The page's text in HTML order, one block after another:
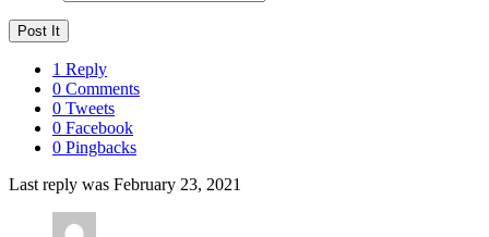
1 Reply
0 Comments
0 Tweets
0 Facebook
0 Pingbacks
Last reply was February 23, 2021